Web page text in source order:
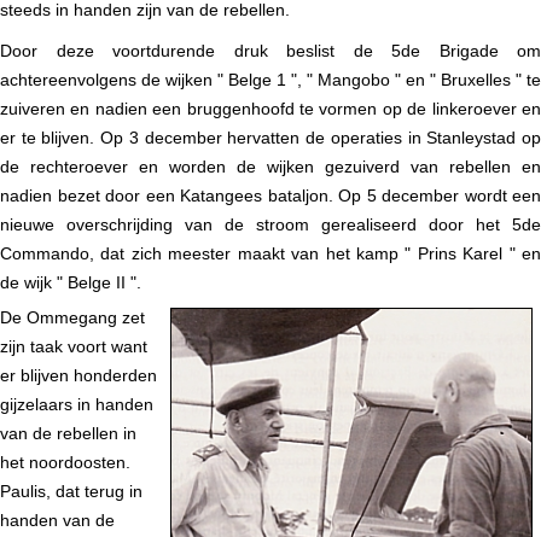
steeds in handen zijn van de rebellen.
Door deze voortdurende druk beslist de 5de Brigade om
achtereenvolgens de wijken " Belge 1 ", " Mangobo " en " Bruxelles " te
zuiveren en nadien een bruggenhoofd te vormen op de linkeroever en
er te blijven. Op 3 december hervatten de operaties in Stanleystad op
de rechteroever en worden de wijken gezuiverd van rebellen en
nadien bezet door een Katangees bataljon. Op 5 december wordt een
nieuwe overschrijding van de stroom gerealiseerd door het 5de
Commando, dat zich meester maakt van het kamp " Prins Karel " en
de wijk " Belge II ".
De Ommegang zet
zijn taak voort want
er blijven honderden
gijzelaars in handen
van de rebellen in
het noordoosten.
Paulis, dat terug in
handen van de